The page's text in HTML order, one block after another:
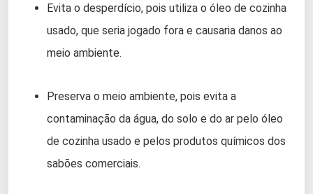
Evita o desperdício, pois utiliza o óleo de cozinha
usado, que seria jogado fora e causaria danos ao
meio ambiente.
Preserva o meio ambiente, pois evita a
contaminação da água, do solo e do ar pelo óleo
de cozinha usado e pelos produtos químicos dos
sabões comerciais.